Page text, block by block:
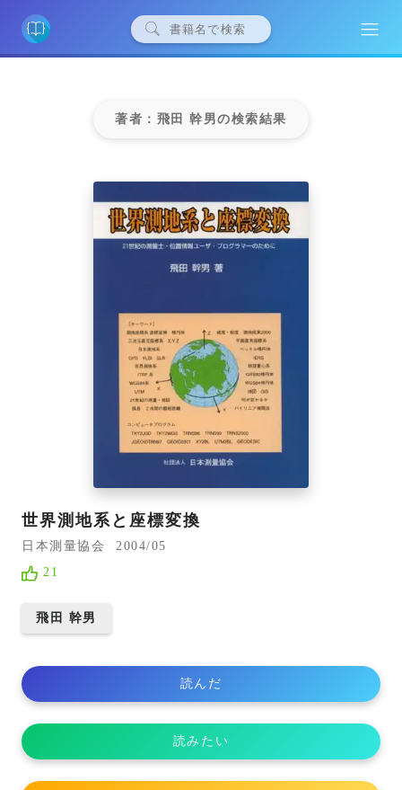
著者：飛田 幹男の検索結果
世界測地系と座標変換
日本測量協会
2004/05
21
飛田 幹男
読んだ
読みたい